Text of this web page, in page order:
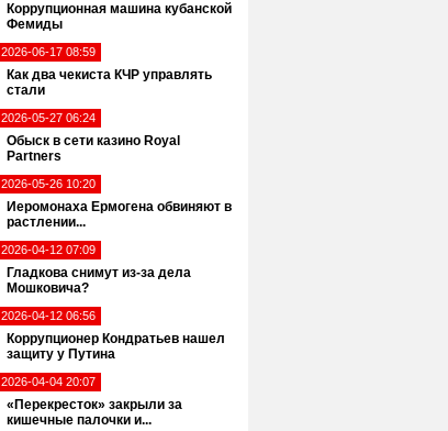
Коррупционная машина кубанской
Фемиды
2026-06-17 08:59
Как два чекиста КЧР управлять
стали
2026-05-27 06:24
Обыск в сети казино Royal
Partners
2026-05-26 10:20
Иеромонаха Ермогена обвиняют в
растлении...
2026-04-12 07:09
Гладкова снимут из-за дела
Мошковича?
2026-04-12 06:56
Коррупционер Кондратьев нашел
защиту у Путина
2026-04-04 20:07
«Перекресток» закрыли за
кишечные палочки и...